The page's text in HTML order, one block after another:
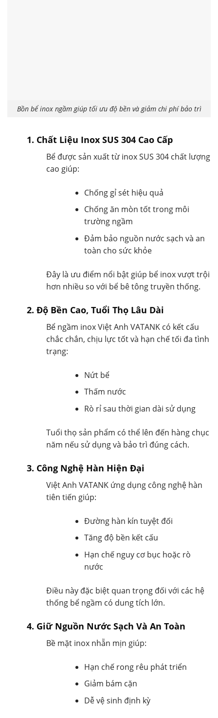
Bồn bể inox ngầm giúp tối ưu độ bền và giảm chi phí bảo trì
1. Chất Liệu Inox SUS 304 Cao Cấp
Bể được sản xuất từ inox SUS 304 chất lượng
cao giúp:
Chống gỉ sét hiệu quả
Chống ăn mòn tốt trong môi
trường ngầm
Đảm bảo nguồn nước sạch và an
toàn cho sức khỏe
Đây là ưu điểm nổi bật giúp bể inox vượt trội
hơn nhiều so với bể bê tông truyền thống.
2. Độ Bền Cao, Tuổi Thọ Lâu Dài
Bể ngầm inox Việt Anh VATANK có kết cấu
chắc chắn, chịu lực tốt và hạn chế tối đa tình
trạng:
Nứt bể
Thấm nước
Rò rỉ sau thời gian dài sử dụng
Tuổi thọ sản phẩm có thể lên đến hàng chục
năm nếu sử dụng và bảo trì đúng cách.
3. Công Nghệ Hàn Hiện Đại
Việt Anh VATANK ứng dụng công nghệ hàn
tiên tiến giúp:
Đường hàn kín tuyệt đối
Tăng độ bền kết cấu
Hạn chế nguy cơ bục hoặc rò
nước
Điều này đặc biệt quan trọng đối với các hệ
thống bể ngầm có dung tích lớn.
4. Giữ Nguồn Nước Sạch Và An Toàn
Bề mặt inox nhẵn mịn giúp:
Hạn chế rong rêu phát triển
Giảm bám cặn
Dễ vệ sinh định kỳ